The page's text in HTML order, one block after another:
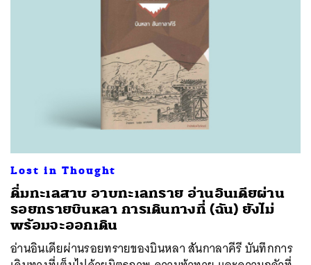
Lost in Thought
ดื่มทะเลสาบ อาบทะเลทราย อ่านอินเดียผ่าน
รอยทรายบินหลา การเดินทางที่ (ฉัน) ยังไม่
พร้อมจะออกเดิน
อ่านอินเดียผ่านรอยทรายของบินหลา สันกาลาคีรี บันทึกการ